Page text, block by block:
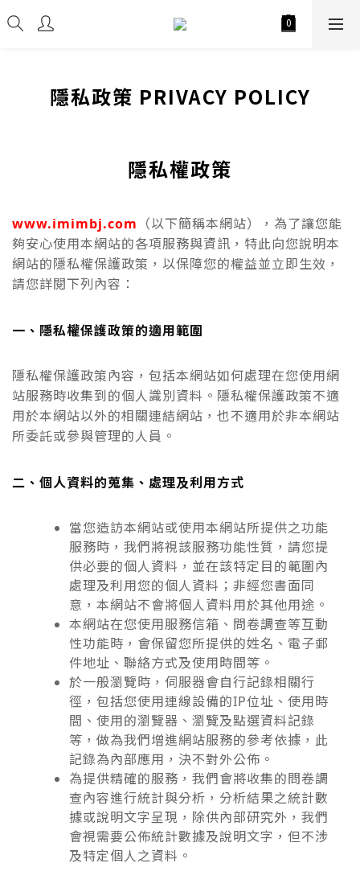
隱私政策 PRIVACY POLICY
隱私權政策
www.imimbj.com （以下簡稱本網站），為了讓您能
夠安心使用本網站的各項服務與資訊，特此向您說明本
網站的隱私權保護政策，以保障您的權益並立即生效，
請您詳閱下列內容：
一、隱私權保護政策的適用範圍
隱私權保護政策內容，包括本網站如何處理在您使用網
站服務時收集到的個人識別資料。隱私權保護政策不適
用於本網站以外的相關連結網站，也不適用於非本網站
所委託或參與管理的人員。
二、個人資料的蒐集、處理及利用方式
當您造訪本網站或使用本網站所提供之功能
服務時，我們將視該服務功能性質，請您提
供必要的個人資料，並在該特定目的範圍內
處理及利用您的個人資料；非經您書面同
意，本網站不會將個人資料用於其他用途。
本網站在您使用服務信箱、問卷調查等互動
性功能時，會保留您所提供的姓名、電子郵
件地址、聯絡方式及使用時間等。
於一般瀏覽時，伺服器會自行記錄相關行
徑，包括您使用連線設備的IP位址、使用時
間、使用的瀏覽器、瀏覽及點選資料記錄
等，做為我們增進網站服務的參考依據，此
記錄為內部應用，決不對外公佈。
為提供精確的服務，我們會將收集的問卷調
查內容進行統計與分析，分析結果之統計數
據或說明文字呈現，除供內部研究外，我們
會視需要公佈統計數據及說明文字，但不涉
及特定個人之資料。